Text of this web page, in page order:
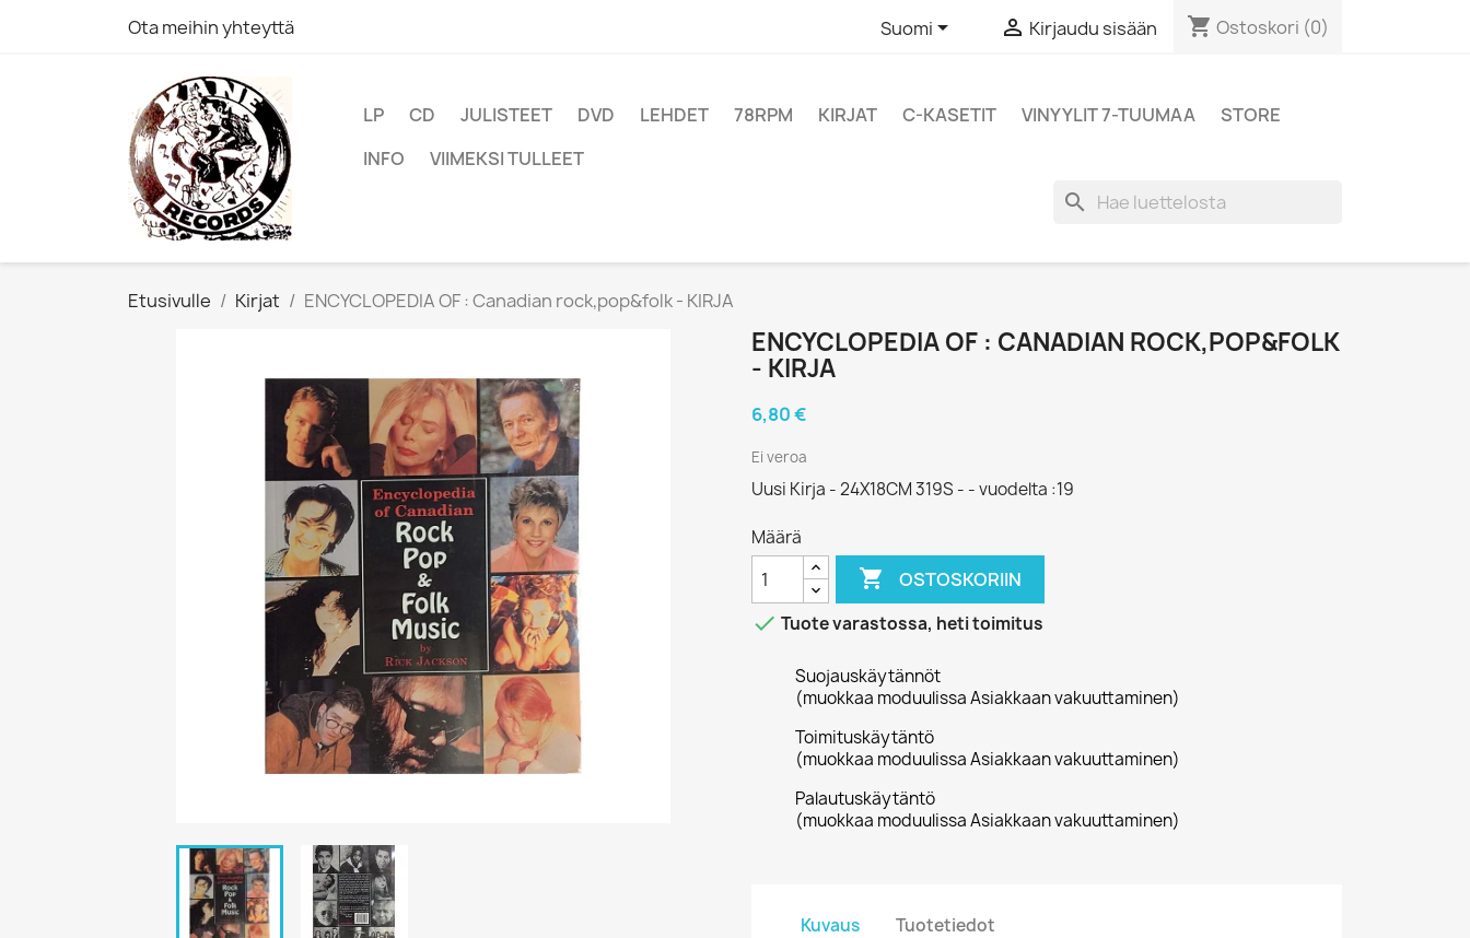
Ota meihin yhteyttä Suomi  Kirjaudu sisään shopping_cart Ostoskori (0)
LP CD JULISTEET DVD LEHDET 78RPM KIRJAT C-KASETIT VINYYLIT 7-TUUMAA
STORE
INFO
VIIMEKSI TULLEET
search
Etusivulle Kirjat ENCYCLOPEDIA OF : Canadian rock,pop&folk - KIRJA
ENCYCLOPEDIA OF : CANADIAN ROCK,POP&FOLK
- KIRJA
6,80 €
Ei veroa
Uusi Kirja - 24X18CM 319S - - vuodelta :19
Määrä
 OSTOSKORIIN
 Tuote varastossa, heti toimitus
Suojauskäytännöt
(muokkaa moduulissa Asiakkaan vakuuttaminen)
Toimituskäytäntö
(muokkaa moduulissa Asiakkaan vakuuttaminen)
Palautuskäytäntö
(muokkaa moduulissa Asiakkaan vakuuttaminen)
Kuvaus Tuotetiedot